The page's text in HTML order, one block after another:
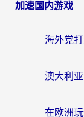
加速国内游戏